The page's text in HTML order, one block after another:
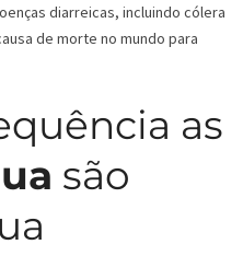
diarreicas, incluindo cólera
de morte no mundo para
as
são